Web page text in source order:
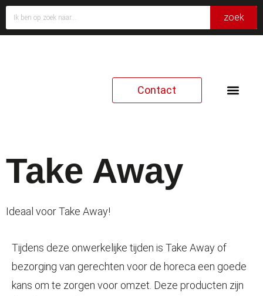
zoek
Contact
Take Away
Ideaal voor Take Away!
Tijdens deze onwerkelijke tijden is Take Away of
bezorging van gerechten voor de horeca een goede
kans om te zorgen voor omzet. Deze producten zijn